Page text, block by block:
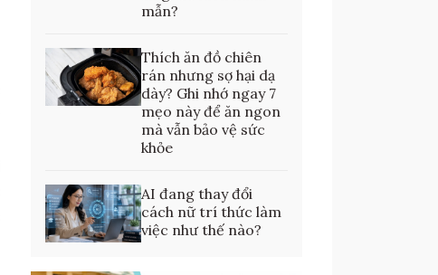
mẫn?
Thích ăn đồ chiên
rán nhưng sợ hại dạ
dày? Ghi nhớ ngay 7
mẹo này để ăn ngon
mà vẫn bảo vệ sức
khỏe
AI đang thay đổi
cách nữ trí thức làm
việc như thế nào?